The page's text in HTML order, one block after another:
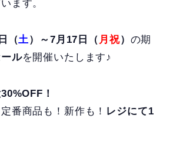
ます。
（土）～7月17日（ 月祝） の期
ルを開催いたします♪
！
番商品も！新作も！ レジにて1